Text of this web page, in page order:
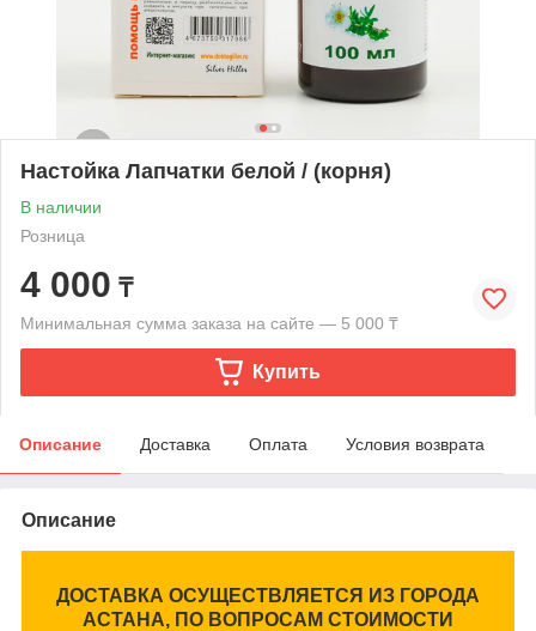
Настойка Лапчатки белой / (корня)
В наличии
Розница
4 000 ₸
Минимальная сумма заказа на сайте — 5 000 ₸
Купить
Описание Доставка Оплата Условия возврата
Описание
ДОСТАВКА ОСУЩЕСТВЛЯЕТСЯ ИЗ ГОРОДА
АСТАНА, ПО ВОПРОСАМ СТОИМОСТИ